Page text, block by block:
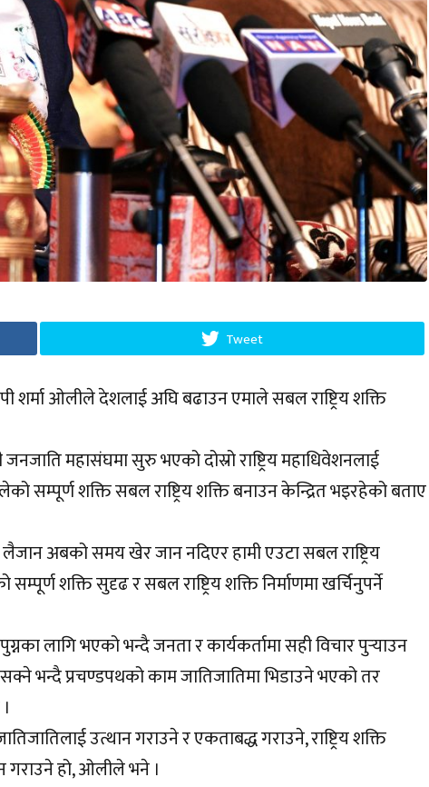
Tweet
शर्मा ओलीले देशलाई अघि बढाउन एमाले सबल राष्ट्रिय शक्ति
महासंघमा सुरु भएको दोस्रो राष्ट्रिय महाधिवेशनलाई
सम्पूर्ण शक्ति सबल राष्ट्रिय शक्ति बनाउन केन्द्रित भइरहेको बताए
अबको समय खेर जान नदिएर हामी एउटा सबल राष्ट्रिय
शक्ति सुदृढ र सबल राष्ट्रिय शक्ति निर्माणमा खर्चिनुपर्ने
लागि भएको भन्दै जनता र कार्यकर्तामा सही विचार पुर्‍याउन
भन्दै प्रचण्डपथको काम जातिजातिमा भिडाउने भएको तर
उत्थान गराउने र एकताबद्ध गराउने, राष्ट्रिय शक्ति
गराउने हो, ओलीले भने ।